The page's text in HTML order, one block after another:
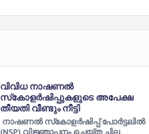
വിവിധ നാഷണല്‍
സ്‌കോളര്‍ഷിപ്പുകളുടെ അപേക്ഷ
തീയതി വീണ്ടും നീട്ടി
നാഷണല്‍ സ്‌കോളര്‍ഷിപ്പ് പോര്‍ട്ടലില്‍
(NSP) വിജ്ഞാപനം ചെയ്ത ചില …